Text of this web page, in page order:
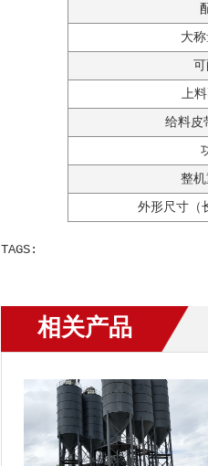
大称
上料
给料皮
整机
外形尺寸（
TAGS:
相关产品